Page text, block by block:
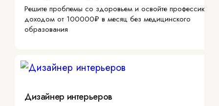
Решите проблемы со здоровьем и освойте профессию с
доходом от 100000₽ в месяц без медицинского
образования
Дизайнер интерьеров